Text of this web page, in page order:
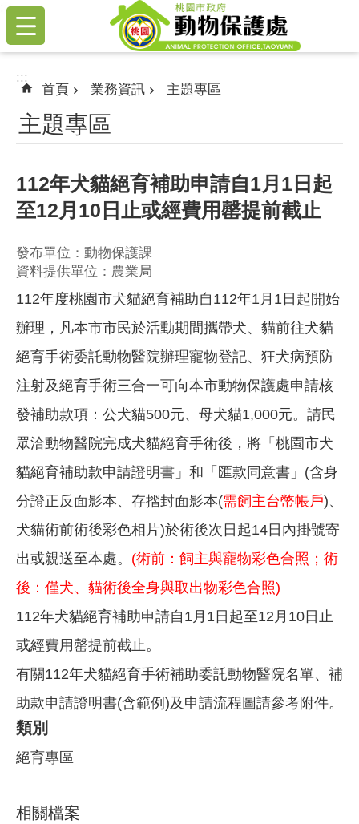
跳到主要內容區塊
:::
:::
首頁 業務資訊 主題專區
主題專區
112年犬貓絕育補助申請自1月1日起
至12月10日止或經費用罄提前截止
發布單位：動物保護課
資料提供單位：農業局
112年度桃園市犬貓絕育補助自112年1月1日起開始
辦理，凡本市市民於活動期間攜帶犬、貓前往犬貓
絕育手術委託動物醫院辦理寵物登記、狂犬病預防
注射及絕育手術三合一可向本市動物保護處申請核
發補助款項：公犬貓500元、母犬貓1,000元。請民
眾洽動物醫院完成犬貓絕育手術後，將「桃園市犬
貓絕育補助款申請證明書」和「匯款同意書」(含身
分證正反面影本、存摺封面影本(需飼主台幣帳戶)、
犬貓術前術後彩色相片)於術後次日起14日內掛號寄
出或親送至本處。 (術前：飼主與寵物彩色合照；術
後：僅犬、貓術後全身與取出物彩色合照)
112年犬貓絕育補助申請自1月1日起至12月10日止
或經費用罄提前截止。
有關112年犬貓絕育手術補助委託動物醫院名單、補
助款申請證明書(含範例)及申請流程圖請參考附件。
類別
絕育專區
相關檔案